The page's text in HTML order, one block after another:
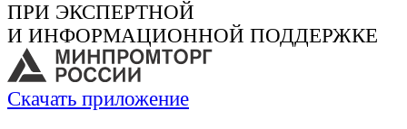
ПРИ ЭКСПЕРТНОЙ
И ИНФОРМАЦИОННОЙ ПОДДЕРЖКЕ
Скачать приложение